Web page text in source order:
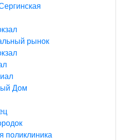
рынок
Дом
поликлиника